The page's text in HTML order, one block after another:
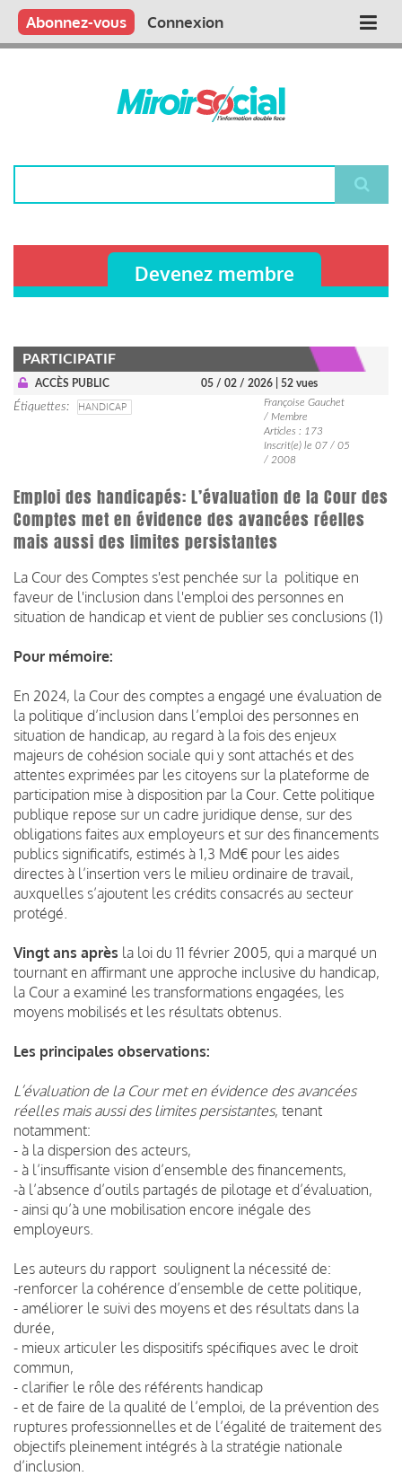
Aller
contenu
Main
Qui sommes nous ?
Vous publiez
Nous publions
Contactez-nous
Abonnez-vous Connexion
Devenez membre
PARTICIPATIF
ACCÈS PUBLIC 05 / 02 / 2026 | 52 vues
Étiquettes HANDICAP
Françoise Gauchet
/ Membre
Articles : 173
Inscrit(e) le 07 / 05
/ 2008
Emploi des handicapés: L’évaluation de la Cour des
Comptes met en évidence des avancées réelles
mais aussi des limites persistantes
La Cour des Comptes s'est penchée sur la politique en
faveur de l'inclusion dans l'emploi des personnes en
situation de handicap et vient de publier ses conclusions (1)
Pour mémoire:
En 2024, la Cour des comptes a engagé une évaluation de
la politique d’inclusion dans l’emploi des personnes en
situation de handicap, au regard à la fois des enjeux
majeurs de cohésion sociale qui y sont attachés et des
attentes exprimées par les citoyens sur la plateforme de
participation mise à disposition par la Cour. Cette politique
publique repose sur un cadre juridique dense, sur des
obligations faites aux employeurs et sur des financements
publics significatifs, estimés à 1,3 Md€ pour les aides
directes à l’insertion vers le milieu ordinaire de travail,
auxquelles s’ajoutent les crédits consacrés au secteur
protégé.
Vingt ans après la loi du 11 février 2005, qui a marqué un
tournant en affirmant une approche inclusive du handicap,
la Cour a examiné les transformations engagées, les
moyens mobilisés et les résultats obtenus.
Les principales observations:
L’évaluation de la Cour met en évidence des avancées
réelles mais aussi des limites persistantes, tenant
notamment:
- à la dispersion des acteurs,
- à l’insuffisante vision d’ensemble des financements,
-à l’absence d’outils partagés de pilotage et d’évaluation,
- ainsi qu’à une mobilisation encore inégale des
employeurs.
Les auteurs du rapport soulignent la nécessité de:
-renforcer la cohérence d’ensemble de cette politique,
- améliorer le suivi des moyens et des résultats dans la
durée,
- mieux articuler les dispositifs spécifiques avec le droit
commun,
- clarifier le rôle des référents handicap
- et de faire de la qualité de l’emploi, de la prévention des
ruptures professionnelles et de l’égalité de traitement des
objectifs pleinement intégrés à la stratégie nationale
d’inclusion.